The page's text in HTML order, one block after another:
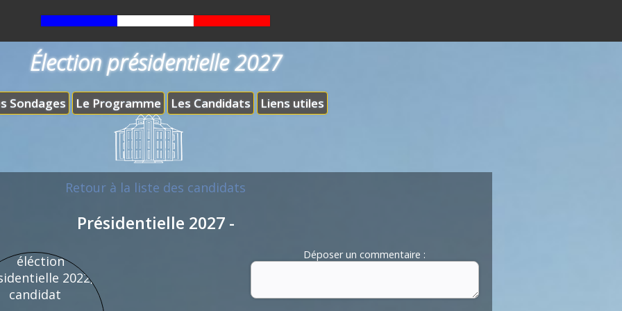
Sondages Le Programme Les Candidats Liens utiles
Élection présidentielle 2027
Retour à la liste des candidats
Présidentielle 2027 -
Déposer un commentaire :